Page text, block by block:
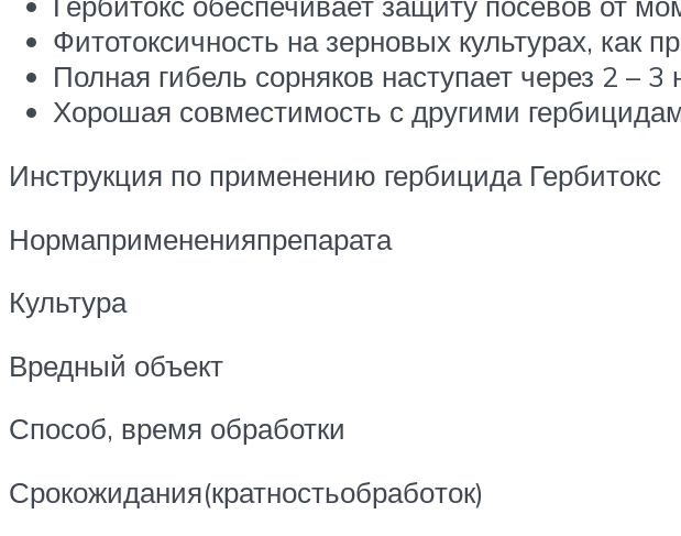
Фитотоксичность на зерновых культурах, как
Полная гибель сорняков наступает через 2 – 3
Хорошая совместимость с другими
Инструкция по применению гербицида Гербитокс
Нормапримененияпрепарата
Культура
Вредный объект
Способ, время обработки
Срокожи­да­ния(крат­ностьоб­ра­бо­ток)